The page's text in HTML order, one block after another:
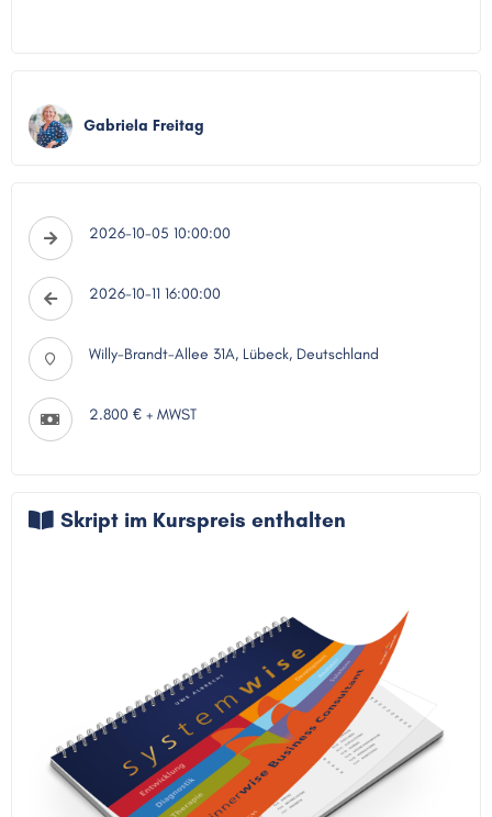
Gabriela Freitag
2026-10-05 10:00:00
2026-10-11 16:00:00
Willy-Brandt-Allee 31A, Lübeck, Deutschland
2.800 € + MWST
Skript im Kurspreis enthalten